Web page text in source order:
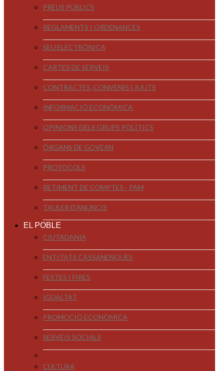
PREUS PÚBLICS
REGLAMENTS I ORDENANCES
SEU ELECTRÒNICA
CARTES DE SERVEIS
CONTRACTES, CONVENIS I AJUTS
INFORMACIÓ ECONÒMICA
OPINIONS DELS GRUPS POLÍTICS
ÒRGANS DE GOVERN
PROTOCOLS
RETIMENT DE COMPTES - PAM
TAULER D'ANUNCIS
EL POBLE
CIUTADANIA
ENTITATS CASSANENQUES
FESTES I FIRES
IGUALTAT
PROMOCIÓ ECONÒMICA
SERVEIS SOCIALS
CULTURA